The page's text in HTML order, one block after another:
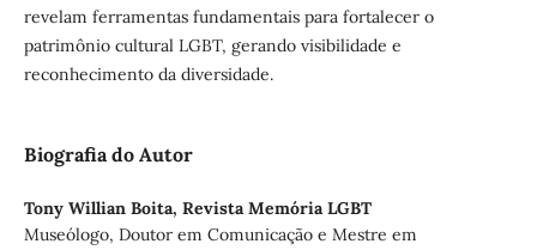
revelam ferramentas fundamentais para fortalecer o
patrimônio cultural LGBT, gerando visibilidade e
reconhecimento da diversidade.
Biografia do Autor
Tony Willian Boita, Revista Memória LGBT
Museólogo, Doutor em Comunicação e Mestre em